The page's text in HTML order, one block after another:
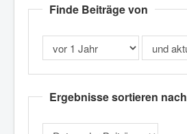
Finde Beiträge von
Ergebnisse sortieren nach